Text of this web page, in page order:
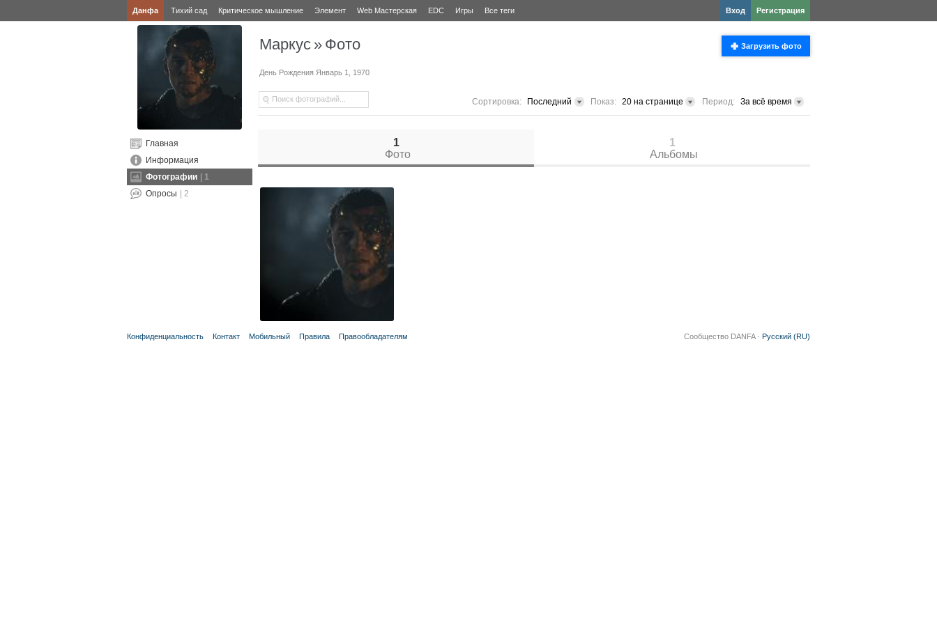
Данфа Тихий сад Критическое мышление Элемент Web Мастерская EDC Игры Все теги Регистрация
Вход
Главная
Информация
Фотографии
| 1
Опросы
| 2
Загрузить фото
Маркус » Фото
День Рождения Январь 1, 1970
Сортировка: Последний Показ: 20 на странице Период: За всё время
1
Фото
1
Альбомы
Конфиденциальность Контакт Мобильный Правила Правообладателям Сообщество DANFA · Русский (RU)